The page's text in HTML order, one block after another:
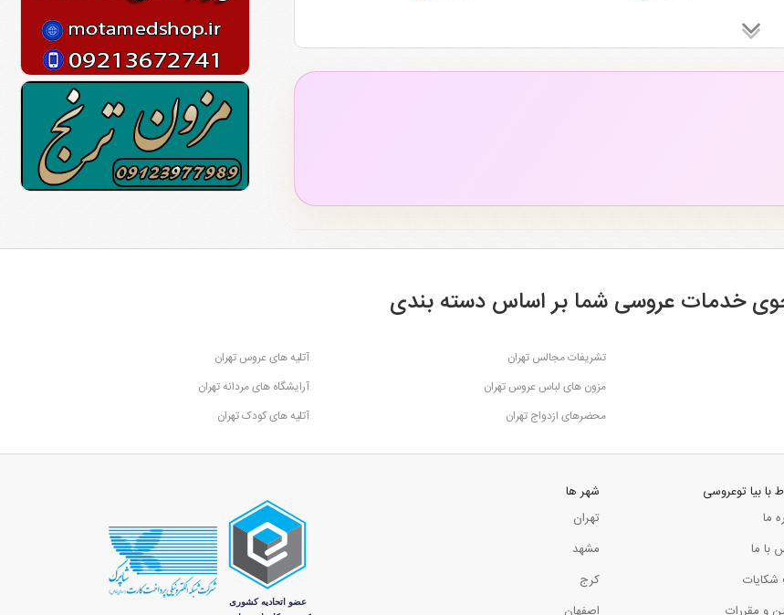
خدمات عروسی شما بر اساس دسته بندی
تشریفات مجالس تهران
آتلیه های عروس تهران
مزون های لباس عروس تهران
آرایشگاه های مردانه تهران
محضرهای ازدواج تهران آتلیه های کودک تهران
با بیا توعروسی
ما
با ما
شکایات
شهر ها
تهران
مشهد
کرج